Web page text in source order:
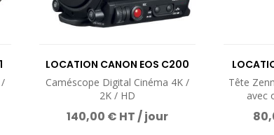
/
LOCATION CANON EOS C200
Caméscope Digital Cinéma 4K /
2K / HD
140,00 € HT / jour
Tête
avec